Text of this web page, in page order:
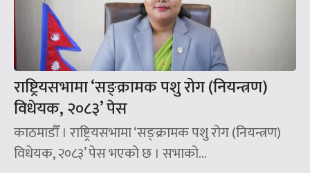
राष्ट्रियसभामा ‘सङ्क्रामक पशु रोग (नियन्त्रण)
विधेयक, २०८३’ पेस
काठमाडौँ । राष्ट्रियसभामा ‘सङ्क्रामक पशु रोग (नियन्त्रण)
विधेयक, २०८३’ पेस भएको छ । सभाको...